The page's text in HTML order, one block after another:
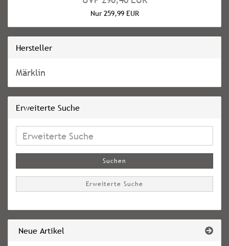
Nur 259,99 EUR
Hersteller
Märklin
Erweiterte Suche
Erweiterte
Suche
Suchen
Erweiterte Suche
Neue Artikel